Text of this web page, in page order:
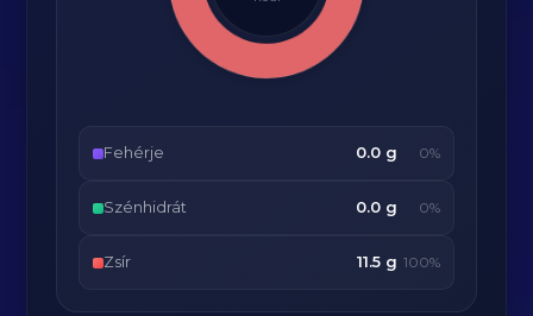
Fehérje 0.0 g 0%
Szénhidrát 0.0 g 0%
Zsír 11.5 g 100%